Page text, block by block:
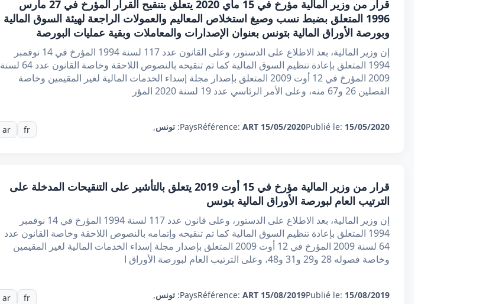
قرار من وزير المالية مؤرخ في 15 ماي 2020 يتعلق بتنقيح القرار المؤرخ في 27 مارس
1996 المتعلق بضبط نسب وصيغ استخلاص المعاليم والعمولات الراجعة لهيئة السوق المالية
وبورصة الأوراق المالية بتونس بعنوان الإصدارات والمعاملات وبقية عمليات البورصة
إن وزير المالية، بعد الاطلاع على الدستور، وعلى القانون عدد 117 لسنة 1994 المؤرخ في 14 نوفمبر
1994 المتعلق بإعادة تنظيم السوق المالية كما تم تنقيحه بالنصوص اللاحقة وخاصة القانون عدد 64 لسنة
2009 المؤرخ في 12 أوت 2009 المتعلق بإصدار مجلة إسداء الخدمات المالية لغير المقيمين وخاصة
الفصلين 26 و67 منه، وعلى الأمر الرئاسي عدد 19 لسنة 2020 المؤر
Publié le: 15/05/2020
Référence: ART 15/05/2020
Pays: تونس,
fr
ar
قرار من وزير المالية مؤرخ في 15 أوت 2019 يتعلق بالتأشير على التنقيحات المدخلة على
الترتيب العام لبورصة الأوراق المالية بتونس
إن وزير المالية، بعد الاطلاع على الدستور، وعلى قانون عدد 117 لسنة 1994 المؤرخ في 14 نوفمبر
1994 المتعلق بإعادة تنظيم السوق المالية كما تم تنقيحه وإتمامه بالنصوص اللاحقة وخاصة القانون عدد
64 لسنة 2009 المؤرخ في 12 أوت 2009 المتعلق بإصدار مجلة إسداء الخدمات المالية لغير المقيمين
وخاصة فصوله 28 و29 و31 و48، وعلى الترتيب العام لبورصة الأوراق ا
Publié le: 15/08/2019
Référence: ART 15/08/2019
Pays: تونس,
fr
ar